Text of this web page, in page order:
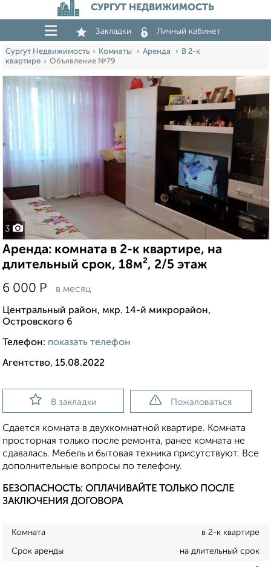
СУРГУТ НЕДВИЖИМОСТЬ
Закладки Личный кабинет
Сургут Недвижимость Комнаты Аренда
В 2-к
квартире
Объявление №79
3
Аренда: комната в 2-к квартире, на
длительный срок, 18м², 2/5 этаж
6 000 Р в месяц
Центральный район, мкр. 14-й микрорайон,
Островского 6
Телефон: показать телефон
Агентство, 15.08.2022
В закладки Пожаловаться
Сдается комната в двухкомнатной квартире. Комната
просторная только после ремонта, ранее комната не
сдавалась. Мебель и бытовая техника присутствуют. Все
дополнительные вопросы по телефону.
БЕЗОПАСНОСТЬ: ОПЛАЧИВАЙТЕ ТОЛЬКО ПОСЛЕ
ЗАКЛЮЧЕНИЯ ДОГОВОРА
Комната в 2-к квартире
Срок аренды на длительный срок